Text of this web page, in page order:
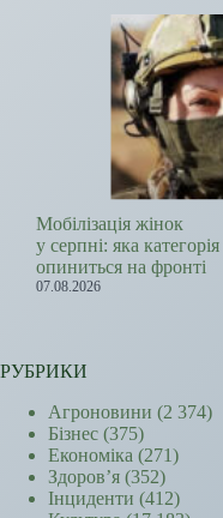
Мобілізація жінок
у серпні: яка категорія
опиниться на фронті
07.08.2026
РУБРИКИ
Агроновини (2 374)
Бізнес (375)
Економіка (271)
Здоров’я (352)
Інциденти (412)